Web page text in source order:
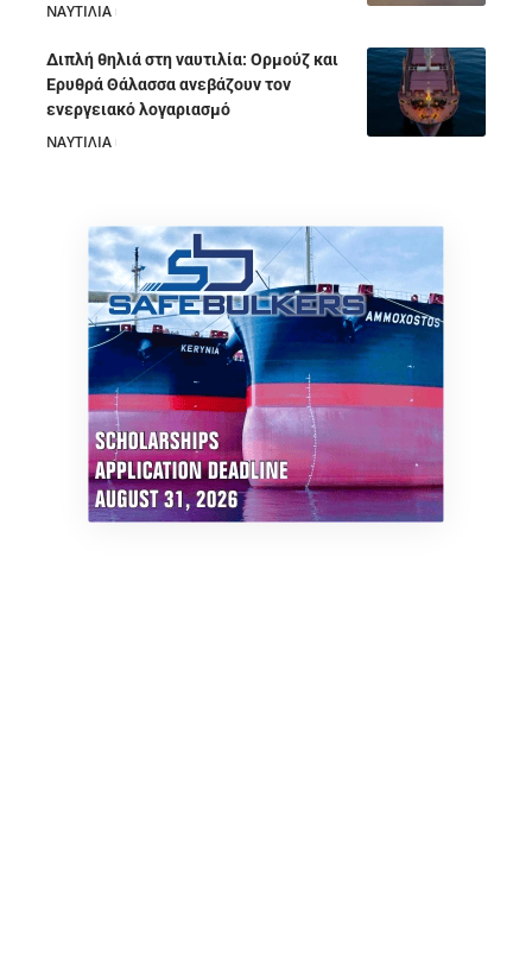
ΝΑΥΤΙΛΙΑ
Διπλή θηλιά στη ναυτιλία: Ορμούζ και
Ερυθρά Θάλασσα ανεβάζουν τον
ενεργειακό λογαριασμό
ΝΑΥΤΙΛΙΑ